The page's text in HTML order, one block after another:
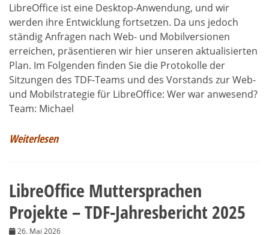
LibreOffice ist eine Desktop-Anwendung, und wir
werden ihre Entwicklung fortsetzen. Da uns jedoch
ständig Anfragen nach Web- und Mobilversionen
erreichen, präsentieren wir hier unseren aktualisierten
Plan. Im Folgenden finden Sie die Protokolle der
Sitzungen des TDF-Teams und des Vorstands zur Web-
und Mobilstrategie für LibreOffice: Wer war anwesend?
Team: Michael
Weiterlesen
LibreOffice Muttersprachen
Projekte – TDF-Jahresbericht 2025
26. Mai 2026